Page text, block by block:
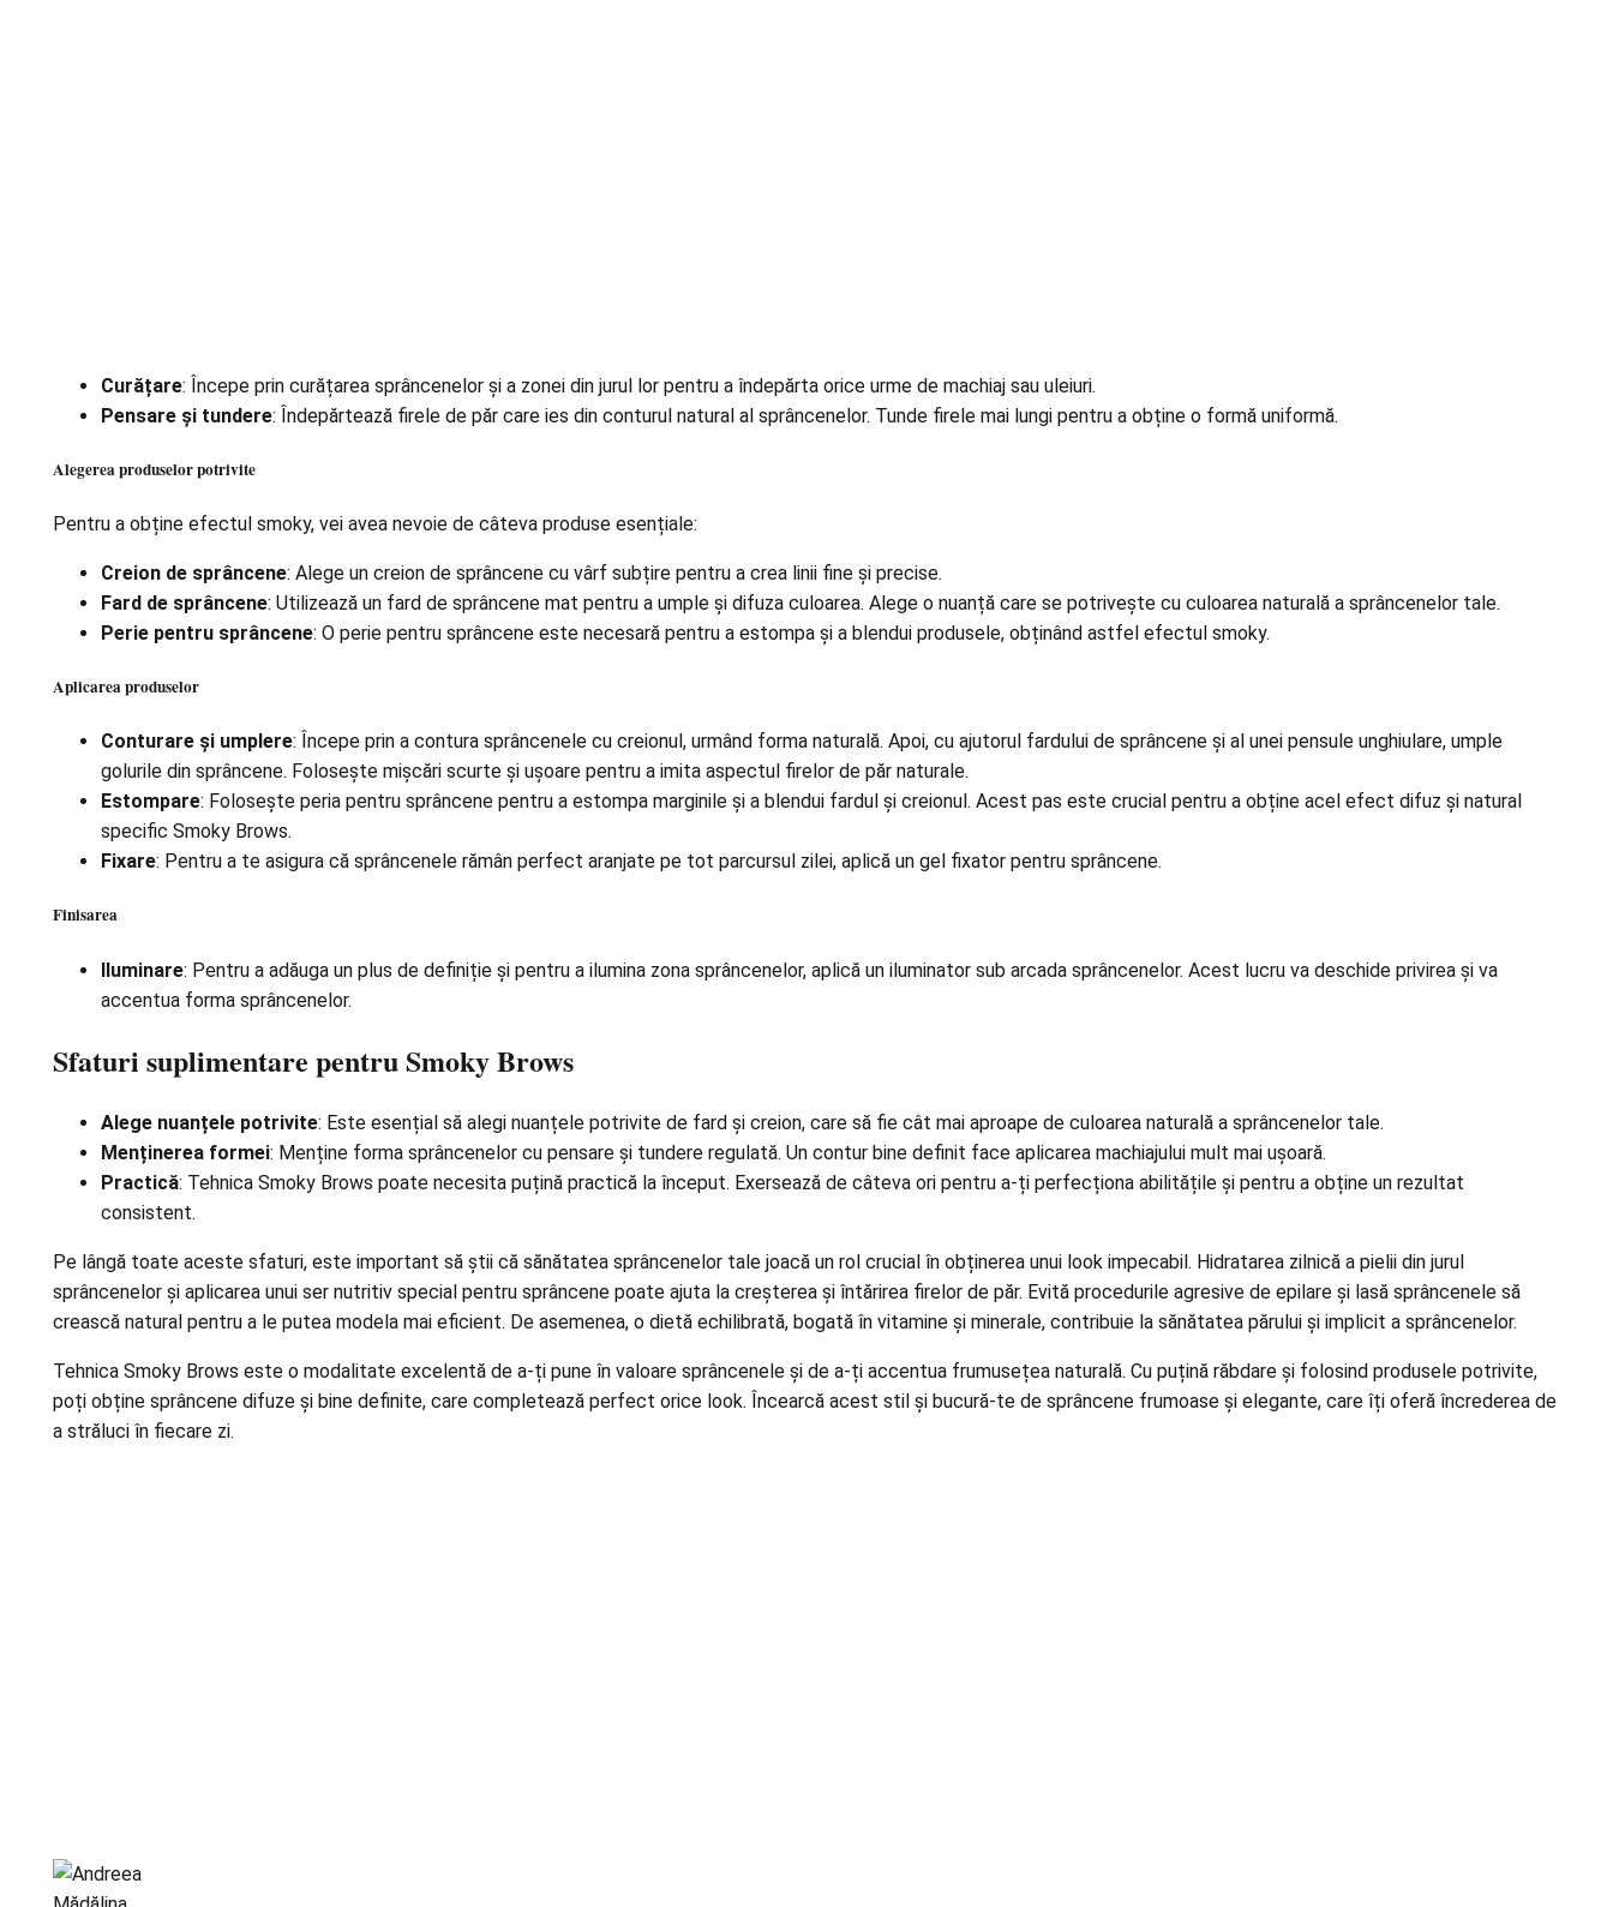
Curățare: Începe prin curățarea sprâncenelor și a zonei din jurul lor pentru a îndepărta orice urme de machiaj sau uleiuri.
Pensare și tundere: Îndepărtează firele de păr care ies din conturul natural al sprâncenelor. Tunde firele mai lungi pentru a obține o formă uniformă.
Alegerea produselor potrivite
Pentru a obține efectul smoky, vei avea nevoie de câteva produse esențiale:
Creion de sprâncene: Alege un creion de sprâncene cu vârf subțire pentru a crea linii fine și precise.
Fard de sprâncene: Utilizează un fard de sprâncene mat pentru a umple și difuza culoarea. Alege o nuanță care se potrivește cu culoarea naturală a sprâncenelor tale.
Perie pentru sprâncene: O perie pentru sprâncene este necesară pentru a estompa și a blendui produsele, obținând astfel efectul smoky.
Aplicarea produselor
Conturare și umplere: Începe prin a contura sprâncenele cu creionul, urmând forma naturală. Apoi, cu ajutorul fardului de sprâncene și al unei pensule unghiulare, umple
golurile din sprâncene. Folosește mișcări scurte și ușoare pentru a imita aspectul firelor de păr naturale.
Estompare: Folosește peria pentru sprâncene pentru a estompa marginile și a blendui fardul și creionul. Acest pas este crucial pentru a obține acel efect difuz și natural
specific Smoky Brows.
Fixare: Pentru a te asigura că sprâncenele rămân perfect aranjate pe tot parcursul zilei, aplică un gel fixator pentru sprâncene.
Finisarea
Iluminare: Pentru a adăuga un plus de definiție și pentru a ilumina zona sprâncenelor, aplică un iluminator sub arcada sprâncenelor. Acest lucru va deschide privirea și va
accentua forma sprâncenelor.
Sfaturi suplimentare pentru Smoky Brows
Alege nuanțele potrivite: Este esențial să alegi nuanțele potrivite de fard și creion, care să fie cât mai aproape de culoarea naturală a sprâncenelor tale.
Menținerea formei: Menține forma sprâncenelor cu pensare și tundere regulată. Un contur bine definit face aplicarea machiajului mult mai ușoară.
Practică: Tehnica Smoky Brows poate necesita puțină practică la început. Exersează de câteva ori pentru a-ți perfecționa abilitățile și pentru a obține un rezultat
consistent.
Pe lângă toate aceste sfaturi, este important să știi că sănătatea sprâncenelor tale joacă un rol crucial în obținerea unui look impecabil. Hidratarea zilnică a pielii din jurul
sprâncenelor și aplicarea unui ser nutritiv special pentru sprâncene poate ajuta la creșterea și întărirea firelor de păr. Evită procedurile agresive de epilare și lasă sprâncenele să
crească natural pentru a le putea modela mai eficient. De asemenea, o dietă echilibrată, bogată în vitamine și minerale, contribuie la sănătatea părului și implicit a sprâncenelor.
Tehnica Smoky Brows este o modalitate excelentă de a-ți pune în valoare sprâncenele și de a-ți accentua frumusețea naturală. Cu puțină răbdare și folosind produsele potrivite,
poți obține sprâncene difuze și bine definite, care completează perfect orice look. Încearcă acest stil și bucură-te de sprâncene frumoase și elegante, care îți oferă încrederea de
a străluci în fiecare zi.